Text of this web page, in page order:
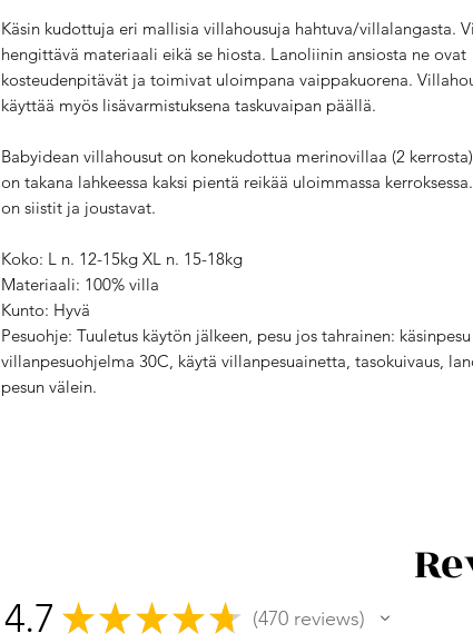
Käsin kudottuja eri mallisia villahousuja hahtuva/villalangasta.
hengittävä materiaali eikä se hiosta. Lanoliinin ansiosta ne ovat
kosteudenpitävät ja toimivat uloimpana vaippakuorena.
käyttää myös lisävarmistuksena taskuvaipan päällä.
Babyidean villahousut on konekudottua merinovillaa (2
on takana lahkeessa kaksi pientä reikää uloimmassa
on siistit ja joustavat.
Koko: L n. 12-15kg XL n. 15-18kg
Materiaali: 100% villa
Kunto: Hyvä
Pesuohje: Tuuletus käytön jälkeen, pesu jos tahrainen:
villanpesuohjelma 30C, käytä villanpesuainetta, tasokuivaus,
pesun välein.
4.7 ★ ★ ★ ★ ★ 470reviews
470